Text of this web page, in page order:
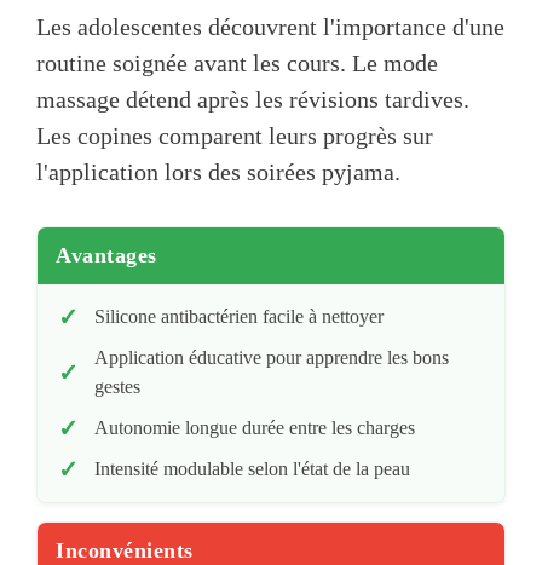
Les adolescentes découvrent l'importance d'une
routine soignée avant les cours. Le mode
massage détend après les révisions tardives.
Les copines comparent leurs progrès sur
l'application lors des soirées pyjama.
Avantages
Silicone antibactérien facile à nettoyer
Application éducative pour apprendre les bons
gestes
Autonomie longue durée entre les charges
Intensité modulable selon l'état de la peau
Inconvénients